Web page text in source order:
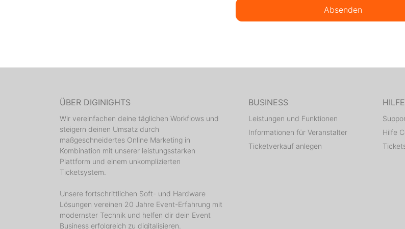
Absenden
ÜBER DIGINIGHTS
Wir vereinfachen deine täglichen Workflows und
steigern deinen Umsatz durch
maßgeschneidertes Online Marketing in
Kombination mit unserer leistungsstarken
Plattform und einem unkomplizierten
Ticketsystem.
Unsere fortschrittlichen Soft- und Hardware
Lösungen vereinen 20 Jahre Event-Erfahrung mit
modernster Technik und helfen dir dein Event
Business erfolgreich zu digitalisieren.
BUSINESS
Leistungen und Funktionen
Informationen für Veranstalter
Ticketverkauf anlegen
HILFE
Hilfe